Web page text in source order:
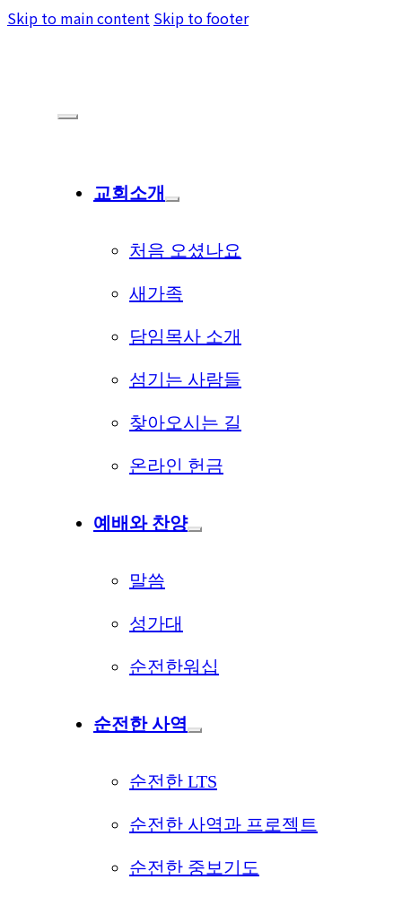
Skip to main content Skip to footer
교회소개
처음 오셨나요
새가족
담임목사 소개
섬기는 사람들
찾아오시는 길
온라인 헌금
예배와 찬양
말씀
성가대
순전한워십
순전한 사역
순전한 LTS
순전한 사역과 프로젝트
순전한 중보기도